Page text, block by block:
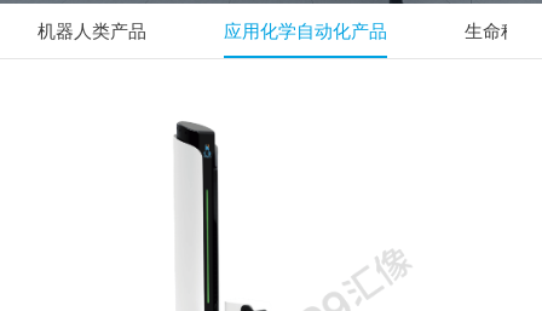
机器人类产品 应用化学自动化产品 生命科学